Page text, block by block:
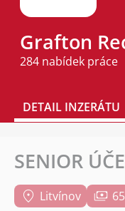
Grafton
284 nabídek práce
DETAIL INZERÁTU
SENIOR
Litvínov